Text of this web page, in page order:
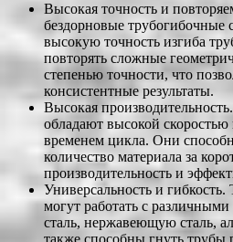
Высокая точность и
бездорновые трубогибочные
высокую точность изгиба
повторять сложные
степенью точности, что
консистентные результаты.
Высокая
обладают высокой скоростью
временем цикла. Они
количество материала за
производительность и
Универсальность и
могут работать с
сталь, нержавеющую сталь,